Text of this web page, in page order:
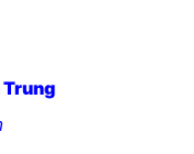
Trung